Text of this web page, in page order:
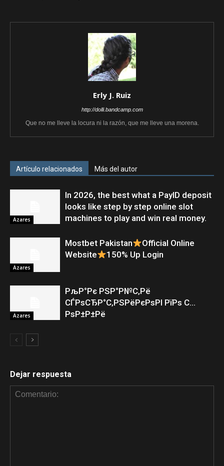
Erly J. Ruiz
http://dolli.bandcamp.com
Que no me lleve la locura ni la razón, que me lleve una morena.
Artículo relacionados Más del autor
Azares
In 2026, the best what a PayID deposit
looks like step by step online slot
machines to play and win real money.
Azares
Mostbet Pakistan
Official Online
Website
150% Up Login
Azares
РљР°Рє РЅР°Р№С‚Рё
СЃРѕСЂР°С‚РЅРёРєРѕРІ РїРѕ С…
РѕР±Р±Рё
Dejar respuesta